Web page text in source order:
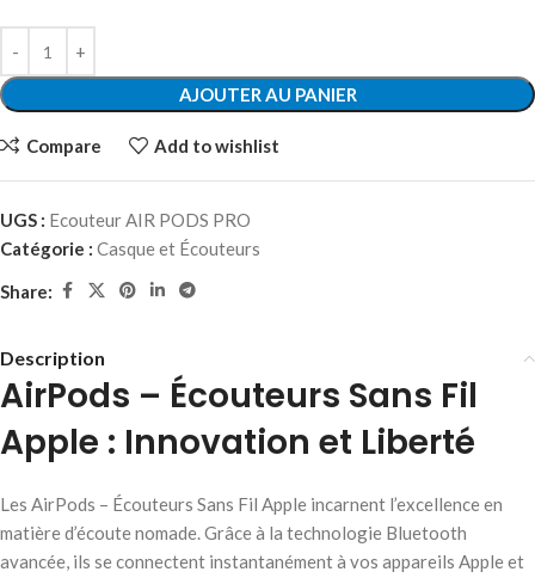
AJOUTER AU PANIER
Compare Add to wishlist
UGS : Ecouteur AIR PODS PRO
Catégorie : Casque et Écouteurs
Share:
Description
AirPods – Écouteurs Sans Fil
Apple : Innovation et Liberté
Les AirPods – Écouteurs Sans Fil Apple incarnent l’excellence en
matière d’écoute nomade. Grâce à la technologie Bluetooth
avancée, ils se connectent instantanément à vos appareils Apple et